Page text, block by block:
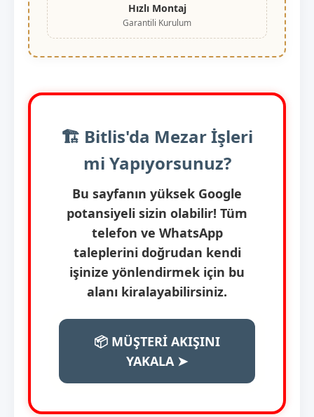
Hızlı Montaj
Garantili Kurulum
🏗️ Bitlis'da Mezar İşleri
mi Yapıyorsunuz?
Bu sayfanın yüksek Google
potansiyeli sizin olabilir! Tüm
telefon ve WhatsApp
taleplerini doğrudan kendi
işinize yönlendirmek için bu
alanı kiralayabilirsiniz.
📦 MÜŞTERİ AKIŞINI
YAKALA ➤